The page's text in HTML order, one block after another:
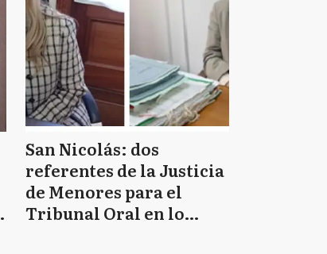
San Nicolás: dos
referentes de la Justicia
de Menores para el
Tribunal Oral en lo